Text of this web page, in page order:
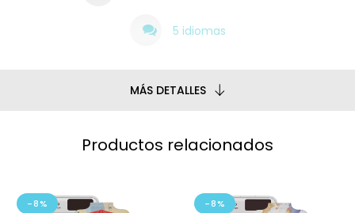
5 idiomas
MÁS DETALLES
Productos relacionados
-8% -8%